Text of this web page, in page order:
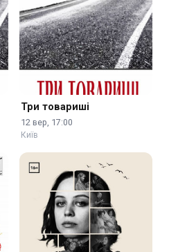
Три товариші
12 вер, 17:00
Київ